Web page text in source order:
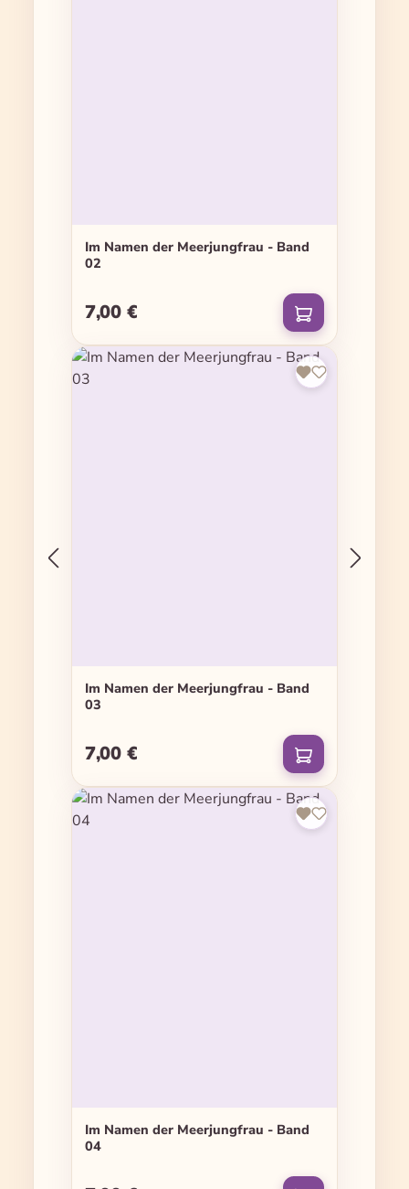
Im Namen der Meerjungfrau - Band
02
Regulärer Preis:
7,00 €
Im Namen der Meerjungfrau - Band
03
Regulärer Preis:
7,00 €
Im Namen der Meerjungfrau - Band
04